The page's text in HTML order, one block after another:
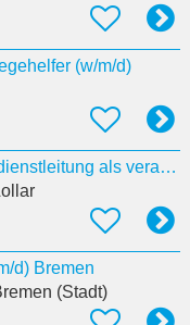
(w/m/d)
Stellvertretende Pflegedienstleitung als verantwortliche:r Pflegeprozesskoordinator:in (w/m/d)
d) Bremen
(Stadt)